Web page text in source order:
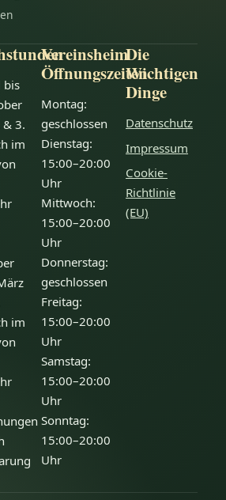
bis
& 3.
im
im
Vereinsheim
Öffnungszeiten
Montag:
geschlossen
Dienstag:
15:00–20:00
Uhr
Mittwoch:
15:00–20:00
Uhr
Donnerstag:
geschlossen
Freitag:
15:00–20:00
Uhr
Samstag:
15:00–20:00
Uhr
Sonntag:
15:00–20:00
Uhr
Die
Wichtigen
Dinge
Datenschutz
Impressum
Cookie-
Richtlinie
(EU)